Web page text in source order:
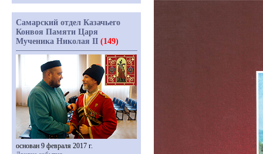
Самарский отдел Казачьего
Конвоя Памяти Царя
Мученика Николая II (149)
основан 9 февраля 2017 г.